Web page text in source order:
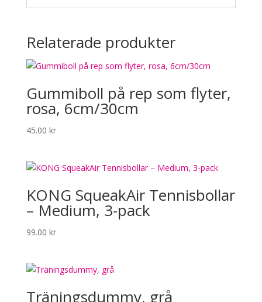
Relaterade produkter
Gummiboll på rep som flyter,
rosa, 6cm/30cm
45.00 kr
KONG SqueakAir Tennisbollar
– Medium, 3-pack
99.00 kr
Träningsdummy, grå